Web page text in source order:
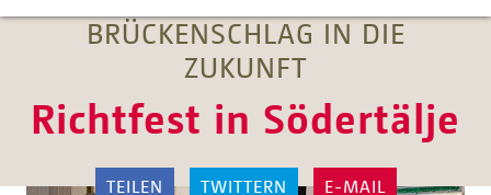
BRÜCKENSCHLAG IN DIE
ZUKUNFT
Richtfest in Södertälje
TEILEN TWITTERN E-MAIL